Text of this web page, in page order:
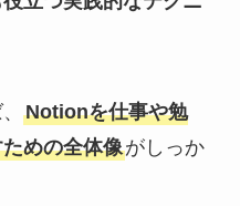
Notionを仕事や勉
めの全体像がしっか